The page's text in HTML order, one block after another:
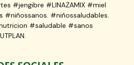
#jengibre #LINAZAMIX #miel
#niñossanos. #niñossaludables.
#saludable #sanos